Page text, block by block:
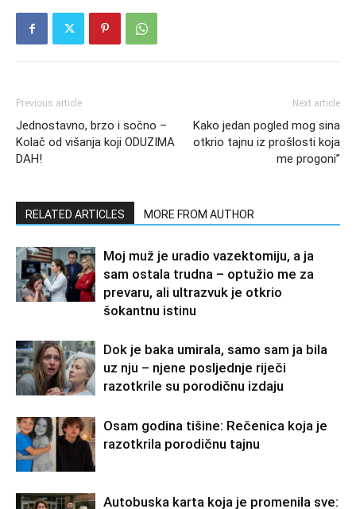
Previous article
Jednostavno, brzo i sočno –
Kolač od višanja koji ODUZIMA
DAH!
Next article
Kako jedan pogled mog sina
otkrio tajnu iz prošlosti koja
me progoni”
RELATED ARTICLES MORE FROM AUTHOR
Moj muž je uradio vazektomiju, a ja
sam ostala trudna – optužio me za
prevaru, ali ultrazvuk je otkrio
šokantnu istinu
Dok je baka umirala, samo sam ja bila
uz nju – njene posljednje riječi
razotkrile su porodičnu izdaju
Osam godina tišine: Rečenica koja je
razotkrila porodičnu tajnu
Autobuska karta koja je promenila sve: